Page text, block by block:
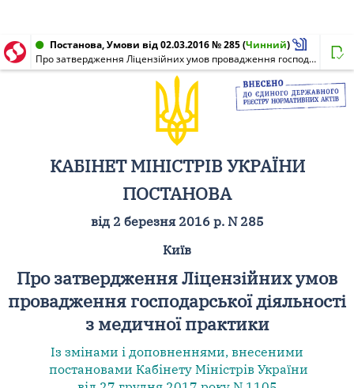
Постанова, Умови від 02.03.2016 № 285(Чинний)
Про затвердження Ліцензійних умов провадження господарської діяльності з медичної практики